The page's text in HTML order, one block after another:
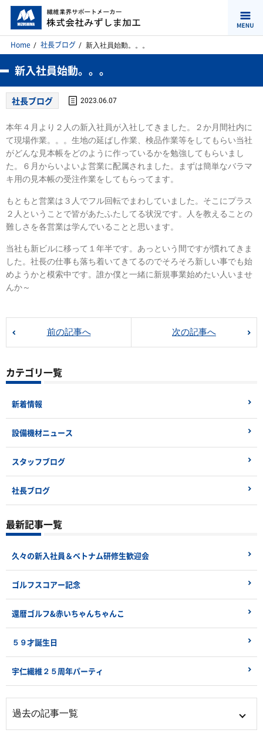
Home 社長ブログ 新入社員始動。。。
新入社員始動。。。
社長ブログ 2023.06.07
本年４月より２人の新入社員が入社してきました。２か月間社内に
て現場作業。。。生地の延ばし作業、検品作業等をしてもらい当社
がどんな見本帳をどのように作っているかを勉強してもらいまし
た。６月からいよいよ営業に配属されました。まずは簡単なバラマ
キ用の見本帳の受注作業をしてもらってます。
もともと営業は３人でフル回転でまわしていました。そこにプラス
２人ということで皆があたふたしてる状況です。人を教えることの
難しさを各営業は学んでいることと思います。
当社も新ビルに移って１年半です。あっという間ですが慣れてきま
した。社長の仕事も落ち着いてきてるのでそろそろ新しい事でも始
めようかと模索中です。誰か僕と一緒に新規事業始めたい人いませ
んか～
前の記事へ 次の記事へ
カテゴリ一覧
新着情報
設備機材ニュース
スタッフブログ
社長ブログ
最新記事一覧
久々の新入社員＆ベトナム研修生歓迎会
ゴルフスコアー記念
還暦ゴルフ&赤いちゃんちゃんこ
５９才誕生日
宇仁繊維２５周年パーティ